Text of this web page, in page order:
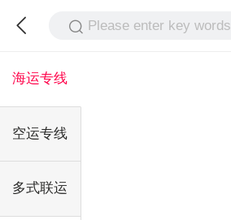
Please enter key words
海运专线
空运专线
多式联运